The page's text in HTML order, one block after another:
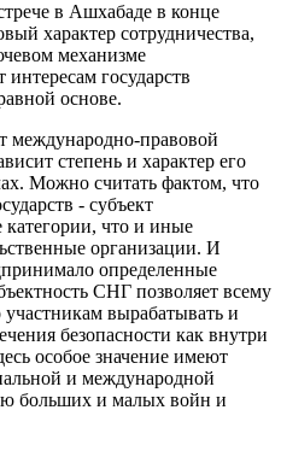
в Ашхабаде в конце
характер сотрудничества,
механизме
интересам государств
основе.
международно-правовой
степень и характер его
Можно считать фактом, что
- субъект
что и иные
организации. И
определенные
СНГ позволяет всему
вырабатывать и
безопасности как внутри
особое значение имеют
и международной
больших и малых войн и